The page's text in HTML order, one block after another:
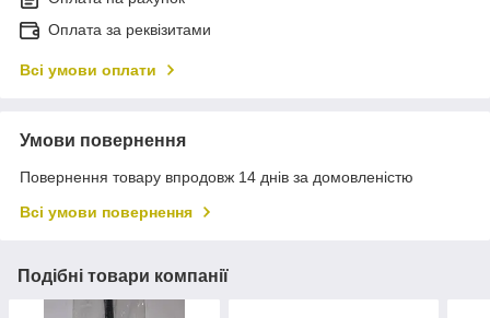
Оплата за реквізитами
Всі умови оплати
Умови повернення
Повернення товару впродовж 14 днів за домовленістю
Всі умови повернення
Подібні товари компанії